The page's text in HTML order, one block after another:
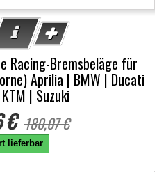
Racing-Bremsbeläge für
Aprilia | BMW | Ducati
| Suzuki
€ 180,07 €
lieferbar